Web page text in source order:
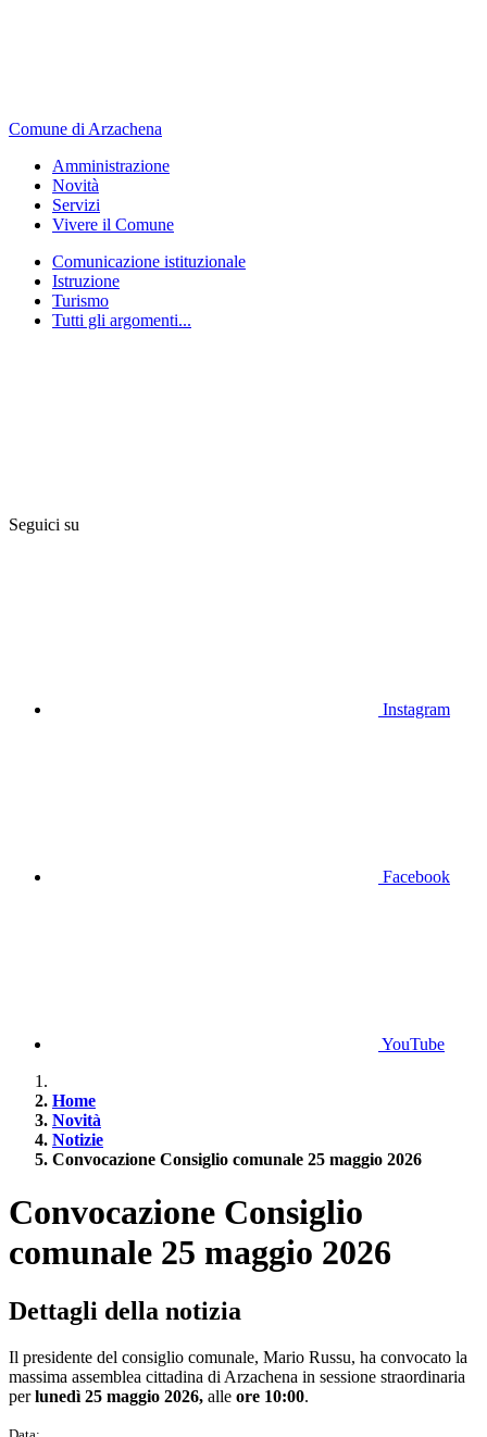
Comune di Arzachena
Amministrazione
Novità
Servizi
Vivere il Comune
Comunicazione istituzionale
Istruzione
Turismo
Tutti gli argomenti...
Seguici su
Instagram
Facebook
YouTube
Home
Novità
Notizie
Convocazione Consiglio comunale 25 maggio 2026
Convocazione Consiglio
comunale 25 maggio 2026
Dettagli della notizia
Il presidente del consiglio comunale, Mario Russu, ha convocato la
massima assemblea cittadina di Arzachena in sessione straordinaria
perlunedì 25 maggio 2026, alle ore 10:00.